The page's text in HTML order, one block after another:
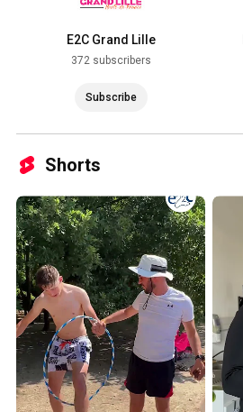
E2C Grand Lille
372 subscribers
Subscribe
Shorts